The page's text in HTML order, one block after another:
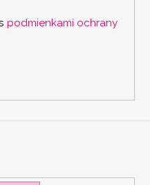
podmienkami ochrany